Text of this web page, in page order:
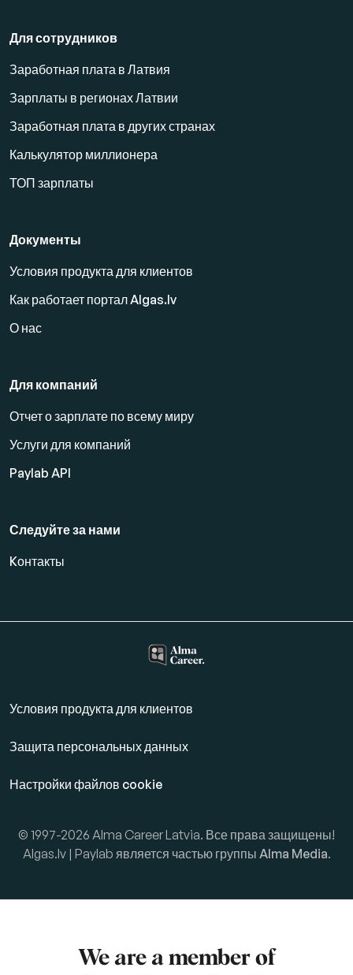
Для сотрудников
Заработная плата в Латвия
Зарплаты в регионах Латвии
Заработная плата в других странах
Калькулятор миллионера
ТОП зарплаты
Документы
Условия продукта для клиентов
Как работает портал Algas.lv
О нас
Для компаний
Отчет о зарплате по всему миру
Услуги для компаний
Paylab API
Следуйте за нами
Kонтакты
Условия продукта для клиентов
Защита персональных данных
Настройки файлов cookie
© 1997-2026 Alma Career Latvia. Все права защищены!
Algas.lv | Paylab является частью группы Alma Media.
We are a member of